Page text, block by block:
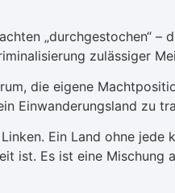
„durchgestochen“
zulässiger
die eigene
Einwanderungsland zu
Ein Land ohne
ist. Es ist eine